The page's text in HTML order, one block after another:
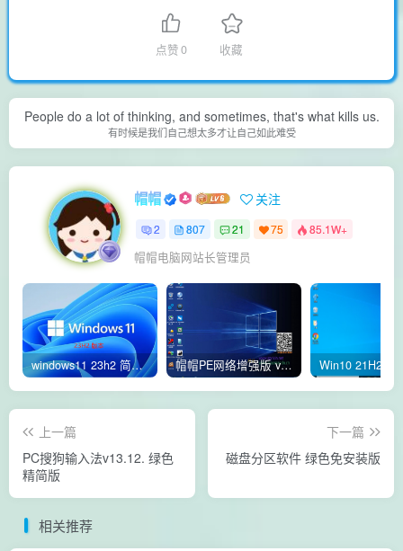
点赞0 收藏
People do a lot of thinking, and sometimes, that's what kills us.
有时候是我们自己想太多才让自己如此难受
帽帽 关注
2 807 21 75 85.1W+
帽帽电脑网站长管理员
windows11 23h2 简体中文版64位 正式版 帽帽PE网络增强版 v2.4版本
上一篇
PC搜狗输入法v13.12. 绿色
精简版
下一篇
磁盘分区软件 绿色免安装版
相关推荐